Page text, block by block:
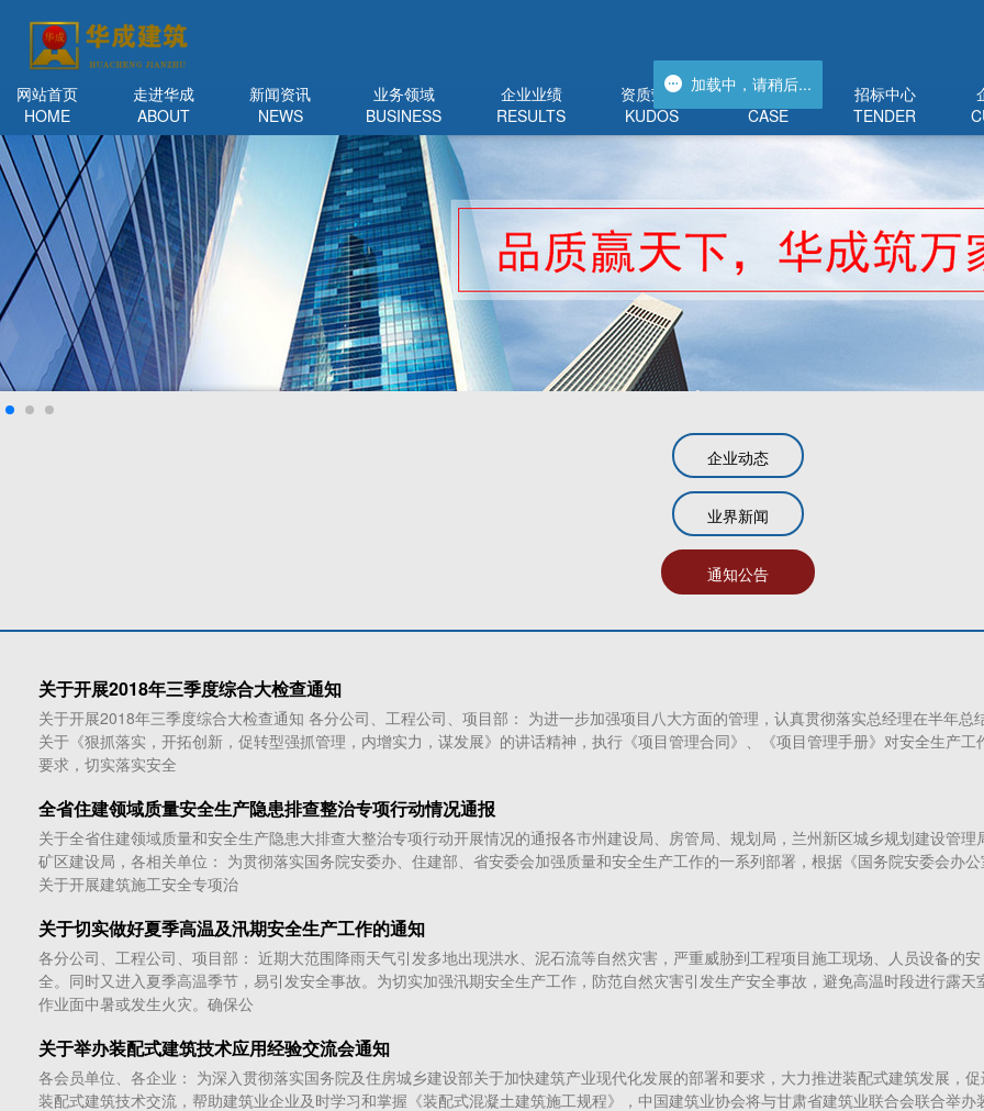
网站首页
HOME
走进华成
ABOUT
新闻资讯
NEWS
业务领域
BUSINESS
企业业绩
RESULTS
资质荣誉
KUDOS
工程管理
CASE
招标中心
TENDER
企业动态
业界新闻
通知公告
关于开展2018年三季度综合大检查通知
关于开展2018年三季度综合大检查通知 各分公司、工程公司、项目部： 为进一步加强项目八大方面的管理，认真贯彻落实总经理在半年总
关于《狠抓落实，开拓创新，促转型强抓管理，内增实力，谋发展》的讲话精神，执行《项目管理合同》、《项目管理手册》对安全生产工
要求，切实落实安全
全省住建领域质量安全生产隐患排查整治专项行动情况通报
关于全省住建领域质量和安全生产隐患大排查大整治专项行动开展情况的通报各市州建设局、房管局、规划局，兰州新区城乡规划建设管理
矿区建设局，各相关单位： 为贯彻落实国务院安委办、住建部、省安委会加强质量和安全生产工作的一系列部署，根据《国务院安委会办公
关于开展建筑施工安全专项治
关于切实做好夏季高温及汛期安全生产工作的通知
各分公司、工程公司、项目部： 近期大范围降雨天气引发多地出现洪水、泥石流等自然灾害，严重威胁到工程项目施工现场、人员设备的安
全。同时又进入夏季高温季节，易引发安全事故。为切实加强汛期安全生产工作，防范自然灾害引发生产安全事故，避免高温时段进行露天
作业面中暑或发生火灾。确保公
关于举办装配式建筑技术应用经验交流会通知
各会员单位、各企业： 为深入贯彻落实国务院及住房城乡建设部关于加快建筑产业现代化发展的部署和要求，大力推进装配式建筑发展，
装配式建筑技术交流，帮助建筑业企业及时学习和掌握《装配式混凝土建筑施工规程》，中国建筑业协会将与甘肃省建筑业联合会联合举办
加载中，请稍后...
加载中，请稍后...